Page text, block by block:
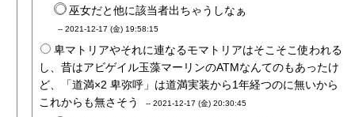
巫女だと他に該当者出ちゃうしなぁ
-- 2021-12-17 (金) 19:58:15
卑マトリアやそれに連なるモマトリアはそこそこ使われる
し、昔はアビゲイル玉藻マーリンのATMなんてのもあったけ
ど、「道満×2 卑弥呼」は道満実装から1年経つのに無いから
これからも無さそう
-- 2021-12-17 (金) 20:30:45